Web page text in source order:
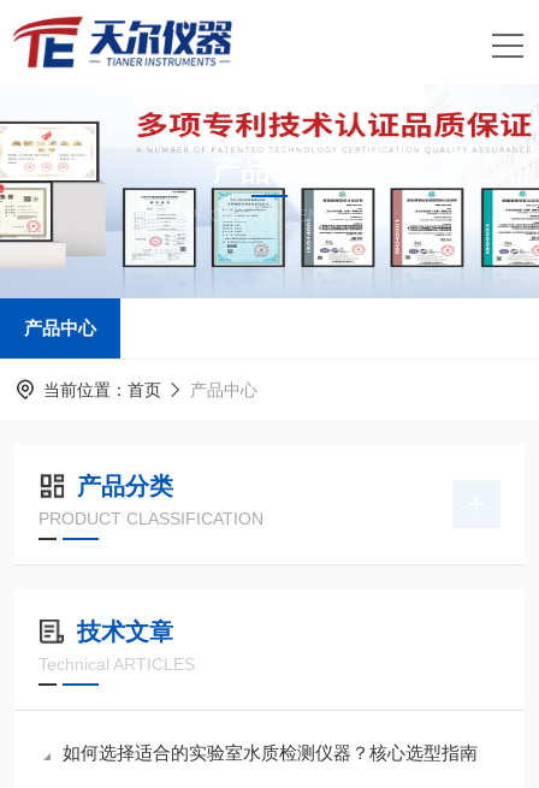
产品中心
PRODUCTS CENTER
产品中心
当前位置： 首页 产品中心
产品分类
PRODUCT CLASSIFICATION
技术文章
Technical ARTICLES
如何选择适合的实验室水质检测仪器？核心选型指南